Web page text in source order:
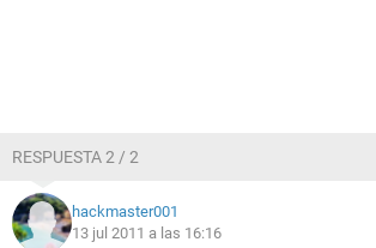
RESPUESTA 2 / 2
hackmaster001
13 jul 2011 a las 16:16